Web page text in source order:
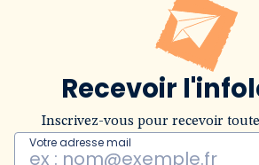
Recevoir
Inscrivez-vous pour recevoir
Votre adresse mail